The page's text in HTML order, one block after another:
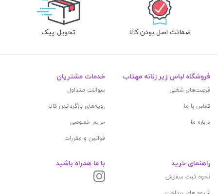
ضمانت اصل بودن کالا تحویل-پیک
فروشگاه لباس زیر زنانه مهتاب
فرصت‌های شغلی
تماس با ما
درباره ما
خدمات مشتریان
سوالات متداول
رویه‌های بازگرداندن کالا
حریم خصوصی
قوانین و مقررات
راهنمای خرید
نحوه ثبت سفارش
با ما همراه باشید